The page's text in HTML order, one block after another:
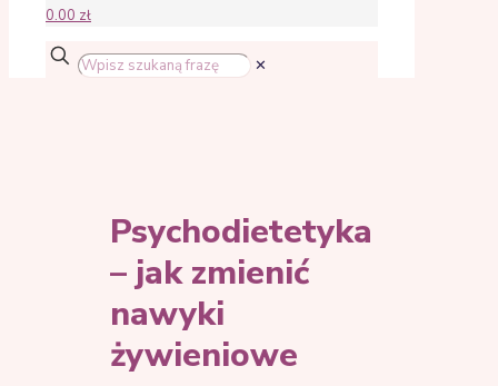
0.00 zł
✕
Psychodietetyka
– jak zmienić
nawyki
żywieniowe